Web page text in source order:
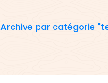
Archive par catégorie